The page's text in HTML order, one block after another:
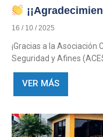
16 / 10 / 2025
¡Gracias a la Asociación
Seguridad y Afines
VER MÁS